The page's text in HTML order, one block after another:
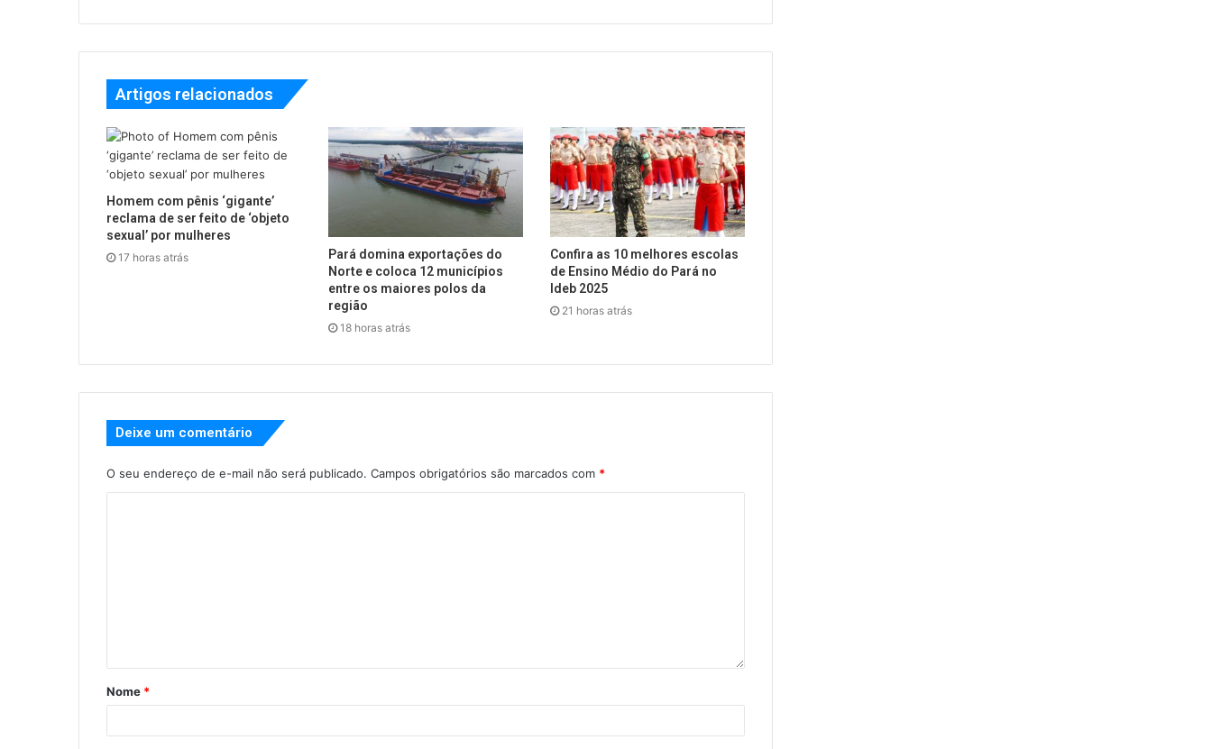
Artigos relacionados
Homem com pênis ‘gigante’
reclama de ser feito de ‘objeto
sexual’ por mulheres
17 horas atrás
Pará domina exportações do
Norte e coloca 12 municípios
entre os maiores polos da
região
18 horas atrás
Confira as 10 melhores escolas
de Ensino Médio do Pará no
Ideb 2025
21 horas atrás
Deixe um comentário
O seu endereço de e-mail não será publicado. Campos obrigatórios são marcados com *
Nome *